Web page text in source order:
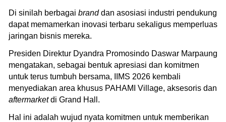
Di sinilah berbagai branddan asosiasi industri pendukung
dapat memamerkan inovasi terbaru sekaligus memperluas
jaringan bisnis mereka.
Presiden Direktur Dyandra Promosindo Daswar Marpaung
mengatakan, sebagai bentuk apresiasi dan komitmen
untuk terus tumbuh bersama, IIMS 2026 kembali
menyediakan area khusus PAHAMI Village, aksesoris dan
aftermarketdi Grand Hall.
Hal ini adalah wujud nyata komitmen untuk memberikan